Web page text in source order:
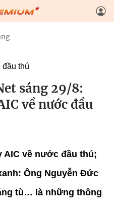
thú
sáng 29/8:
về nước đầu
AIC về nước đầu thú;
Ông Nguyễn Đức
tù… là những thông